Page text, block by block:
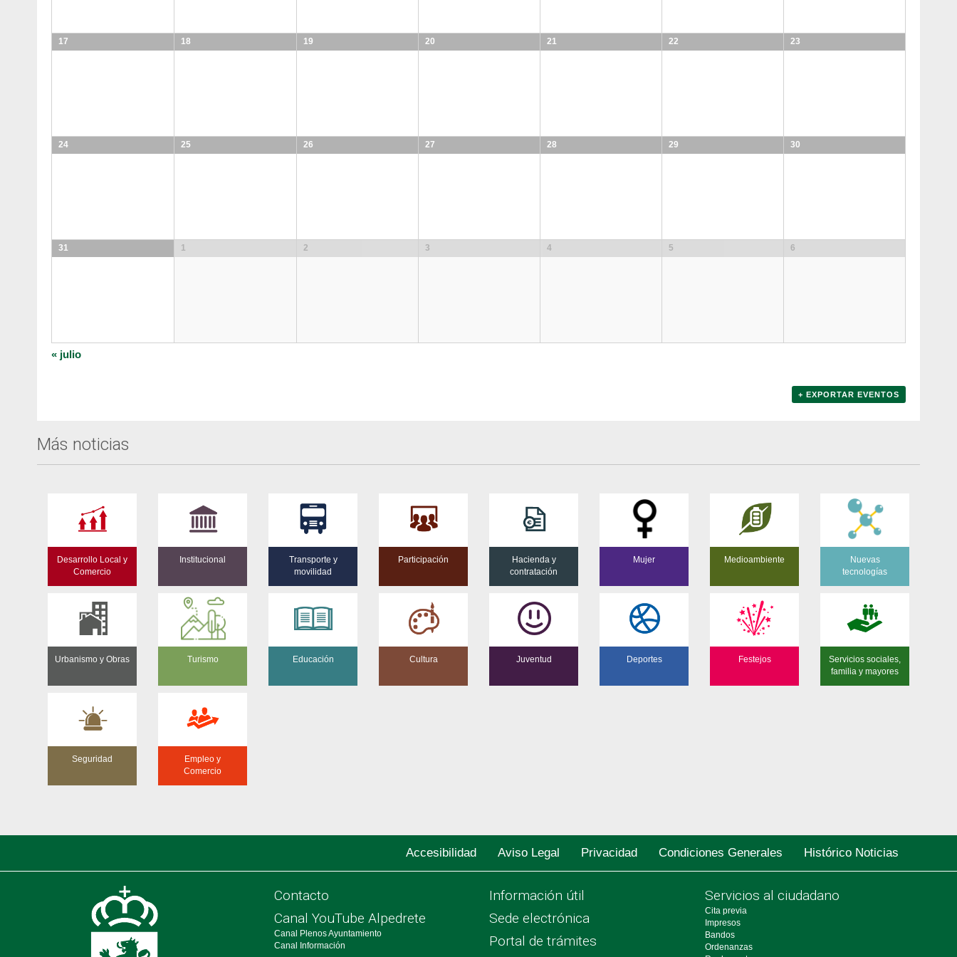
17 18 19 20 21 22 23
24 25 26 27 28 29 30
31 1 2 3 4 5 6
« julio
+ EXPORTAR EVENTOS
Más noticias
Desarrollo Local y
Comercio
Institucional
Transporte y
movilidad
Participación
Hacienda y
contratación
Mujer Medioambiente
Nuevas
tecnologías
Urbanismo y Obras Turismo Educación Cultura Juventud Deportes Festejos
Servicios sociales,
familia y mayores
Seguridad
Empleo y
Comercio
Accesibilidad Aviso Legal Privacidad Condiciones Generales Histórico Noticias
Contacto
Canal YouTube Alpedrete
Canal Plenos Ayuntamiento
Canal Información
Información útil
Sede electrónica
Portal de trámites
Servicios al ciudadano
Cita previa
Impresos
Bandos
Ordenanzas